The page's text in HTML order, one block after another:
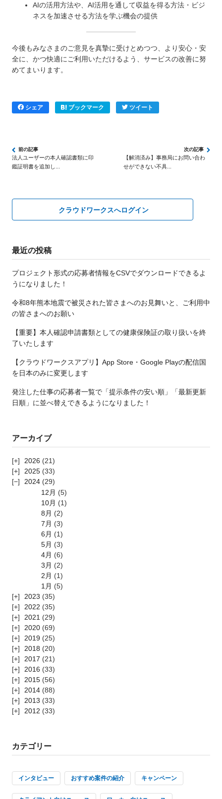
AIの活用方法や、AI活用を通して収益を得る方法・ビジ
ネスを加速させる方法を学ぶ機会の提供
今後もみなさまのご意見を真摯に受けとめつつ、より安心・安
全に、かつ快適にご利用いただけるよう、サービスの改善に努
めてまいります。
シェア ブックマーク ツイート
法人ユーザーの本人確認書類に印
鑑証明書を追加し...
【解消済み】事務局にお問い合わ
せができない不具...
クラウドワークスへログイン
最近の投稿
プロジェクト形式の応募者情報をCSVでダウンロードできるよ
うになりました！
令和8年熊本地震で被災された皆さまへのお見舞いと、ご利用中
の皆さまへのお願い
【重要】本人確認申請書類としての健康保険証の取り扱いを終
了いたします
【クラウドワークスアプリ】App Store・Google Playの配信国
を日本のみに変更します
発注した仕事の応募者一覧で「提示条件の安い順」「最新更新
日順」に並べ替えできるようになりました！
アーカイブ
2026 (21)
2025 (33)
2024 (29)
12月 (5)
10月 (1)
8月 (2)
7月 (3)
6月 (1)
5月 (3)
4月 (6)
3月 (2)
2月 (1)
1月 (5)
2023 (35)
2022 (35)
2021 (29)
2020 (69)
2019 (25)
2018 (20)
2017 (21)
2016 (33)
2015 (56)
2014 (88)
2013 (33)
2012 (33)
カテゴリー
インタビュー おすすめ案件の紹介 キャンペーン